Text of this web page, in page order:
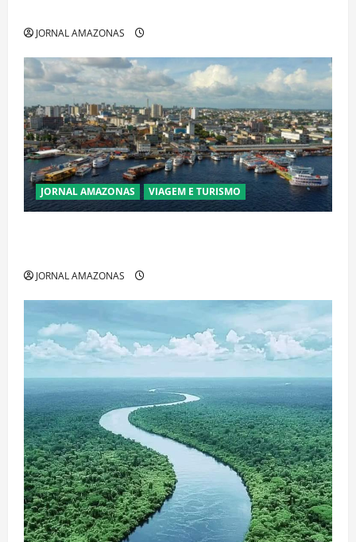
JORNAL AMAZONAS
JORNAL AMAZONAS VIAGEM E TURISMO
JORNAL AMAZONAS